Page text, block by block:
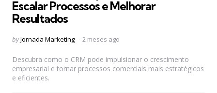
Escalar Processos e Melhorar
Resultados
Posted
byJornada Marketing 2 meses ago
Descubra como o CRM pode impulsionar o crescimento
empresarial e tornar processos comerciais mais estratégicos
e eficientes.